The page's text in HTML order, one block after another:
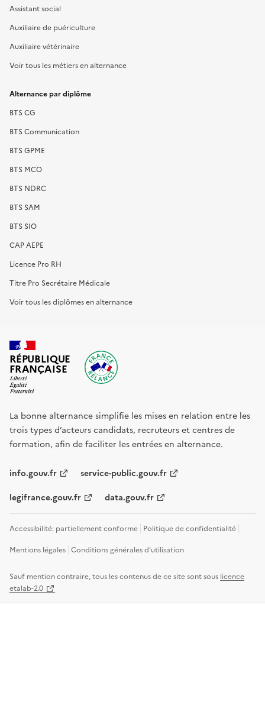
Assistant social
Auxiliaire de puériculture
Auxiliaire vétérinaire
Voir tous les métiers en alternance
Alternance par diplôme
BTS CG
BTS Communication
BTS GPME
BTS MCO
BTS NDRC
BTS SAM
BTS SIO
CAP AEPE
Licence Pro RH
Titre Pro Secrétaire Médicale
Voir tous les diplômes en alternance
RÉPUBLIQUE
FRANÇAISE
La bonne alternance simplifie les mises en relation entre les
trois types d’acteurs candidats, recruteurs et centres de
formation, afin de faciliter les entrées en alternance.
info.gouv.fr service-public.gouv.fr
legifrance.gouv.fr data.gouv.fr
Accessibilité: partiellement conforme Politique de confidentialité
Mentions légales Conditions générales d'utilisation
Sauf mention contraire, tous les contenus de ce site sont sous licence
etalab-2.0